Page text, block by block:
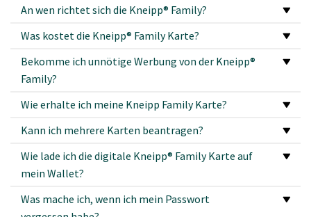
An wen richtet sich die Kneipp® Family?
Was kostet die Kneipp® Family Karte?
Bekomme ich unnötige Werbung von der Kneipp®
Family?
Wie erhalte ich meine Kneipp Family Karte?
Kann ich mehrere Karten beantragen?
Wie lade ich die digitale Kneipp® Family Karte auf
mein Wallet?
Was mache ich, wenn ich mein Passwort